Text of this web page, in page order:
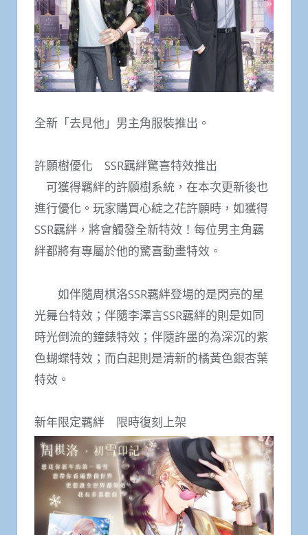
全新「去見他」男主角服裝推出。
許願樹優化 SSR羈絆驚喜特效推出
可獲得羈絆的許願樹系統，在本次更新後也
進行優化。玩家購買心綻之花許願時，如獲得
SSR羈絆，將會觸發全新特效！每位男主角羈
絆都將有專屬於他的驚喜動畫特效。
如伴隨周棋洛SSR羈絆登場的是閃亮的星
光舞台特效；伴隨李澤言SSR羈絆的則是如同
時光倒流的鐘錶特效；伴隨許墨的為深沉的紫
色蝴蝶特效；而白起則是清新的橘黃色銀杏葉
特效。
新年限定羈絆 限時復刻上架